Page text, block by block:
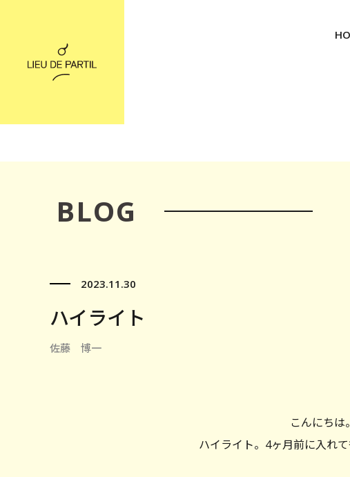
BLOG
2023.11.30
ハイライト
佐藤 博一
こんにちは。
ハイライト。4ヶ月前に入れ